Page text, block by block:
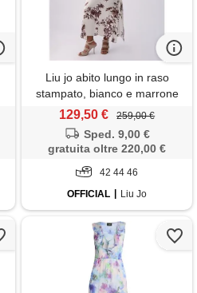
Liu jo abito lungo in raso
stampato, bianco e marrone
129,50 € 259,00 €
Sped. 9,00 €
gratuita oltre 220,00 €
42 44 46
OFFICIAL
Liu Jo